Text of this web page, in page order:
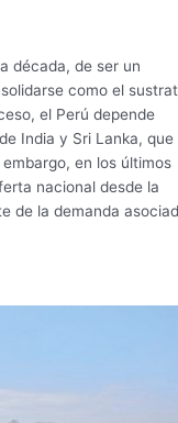
década, de ser un
como el
el Perú depende
India y Sri Lanka, que
en los últimos
nacional desde la
de la demanda